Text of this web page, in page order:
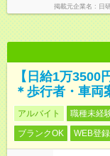
掲載元企業名 日
【日給1万3500
＊歩行者・車両
アルバイト 職種未経
ブランクOK
WEB登